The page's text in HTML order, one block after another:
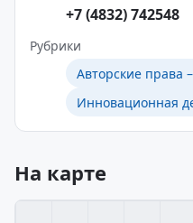
+7 (4832) 742548
Рубрики
Авторские права
Инновационная
На карте